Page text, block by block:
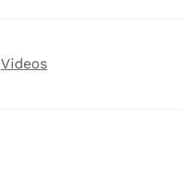
Videos